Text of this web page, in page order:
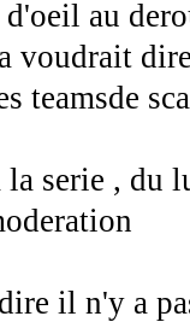
au
voudrait
teamsde
la serie , du
il n'y a